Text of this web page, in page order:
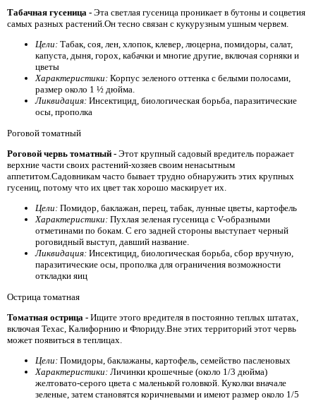
Табачная гусеница - Эта светлая гусеница проникает в бутоны и соцветия
самых разных растений.Он тесно связан с кукурузным ушным червем.
Цели: Табак, соя, лен, хлопок, клевер, люцерна, помидоры, салат,
капуста, дыня, горох, кабачки и многие другие, включая сорняки и
цветы
Характеристики: Корпус зеленого оттенка с белыми полосами,
размер около 1 ½ дюйма.
Ликвидация: Инсектицид, биологическая борьба, паразитические
осы, прополка
Роговой томатный
Роговой червь томатный - Этот крупный садовый вредитель поражает
верхние части своих растений-хозяев своим ненасытным
аппетитом.Садовникам часто бывает трудно обнаружить этих крупных
гусениц, потому что их цвет так хорошо маскирует их.
Цели: Помидор, баклажан, перец, табак, лунные цветы, картофель
Характеристики: Пухлая зеленая гусеница с V-образными
отметинами по бокам. С его задней стороны выступает черный
роговидный выступ, давший название.
Ликвидация: Инсектицид, биологическая борьба, сбор вручную,
паразитические осы, прополка для ограничения возможности
откладки яиц
Острица томатная
Томатная острица - Ищите этого вредителя в постоянно теплых штатах,
включая Техас, Калифорнию и Флориду.Вне этих территорий этот червь
может появиться в теплицах.
Цели: Помидоры, баклажаны, картофель, семейство пасленовых
Характеристики: Личинки крошечные (около 1/3 дюйма)
желтовато-серого цвета с маленькой головкой. Куколки вначале
зеленые, затем становятся коричневыми и имеют размер около 1/5